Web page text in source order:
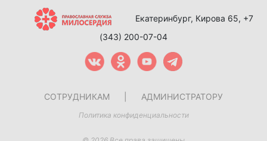
Екатеринбург, Кирова 65, +7
(343) 200-07-04
СОТРУДНИКАМ АДМИНИСТРАТОРУ
Политика конфиденциальности